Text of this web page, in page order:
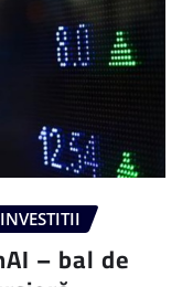
– bal de